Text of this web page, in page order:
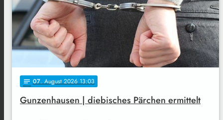
notes 07. August 2026 13:03
Gunzenhausen | diebisches Pärchen ermittelt